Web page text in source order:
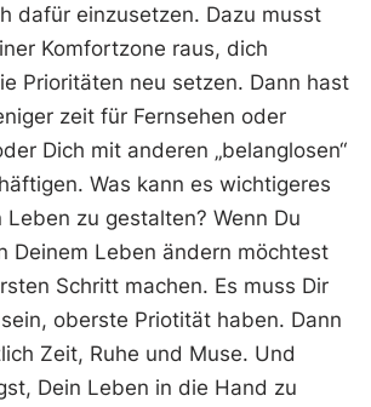
dafür einzusetzen. Dazu musst
Komfortzone raus, dich
Prioritäten neu setzen. Dann hast
zeit für Fernsehen oder
Dich mit anderen „belanglosen“
Was kann es wichtigeres
Leben zu gestalten? Wenn Du
Deinem Leben ändern möchtest
Schritt machen. Es muss Dir
oberste Priotität haben. Dann
Zeit, Ruhe und Muse. Und
Dein Leben in die Hand zu